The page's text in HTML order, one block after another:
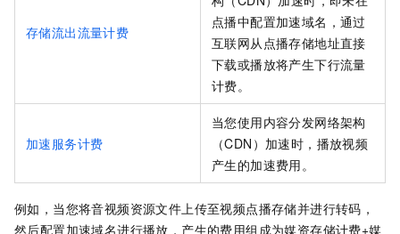
存储流出流量计费
点播中配置加速域名，通过
互联网从点播存储地址直接
下载或播放将产生下行流量
计费。
加速服务计费
当您使用内容分发网络架构
（CDN）加速时，播放视频
产生的加速费用。
例如，当您将音视频资源文件上传至视频点播存储并进行转码，
然后配置加速域名进行播放，产生的费用组成为媒资存储计费+媒